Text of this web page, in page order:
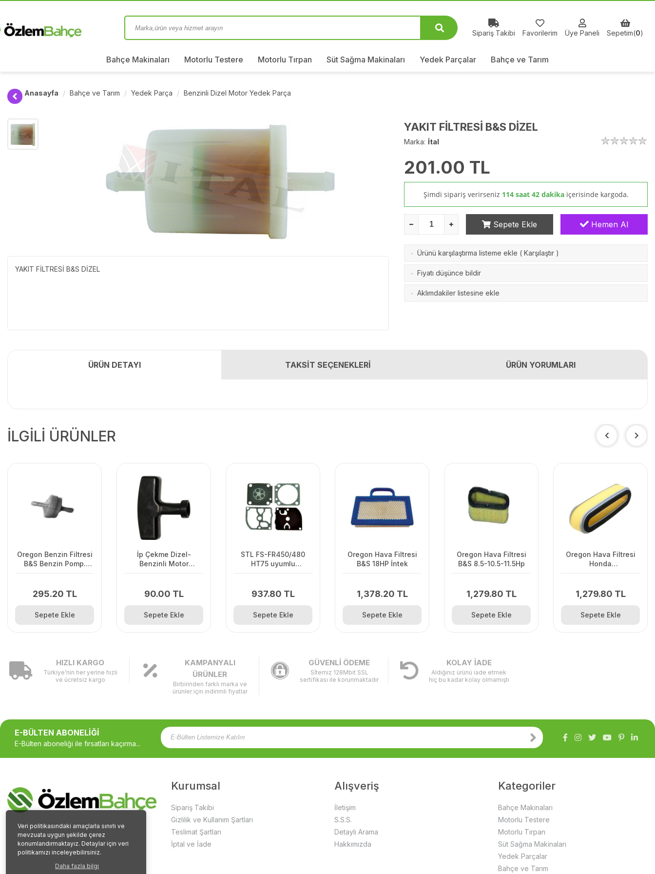
Veri politikasındaki amaçlarla sınırlı ve
mevzuata uygun şekilde çerez
konumlandırmaktayız. Detaylar için veri
politikamızı inceleyebilirsiniz.
Daha fazla bilgi
Sipariş Takibi Favorilerim Üye Paneli Sepetim(0)
Bahçe Makinaları Motorlu Testere Motorlu Tırpan Süt Sağma Makinaları Yedek Parçalar Bahçe ve Tarım
Anasayfa Bahçe ve Tarım Yedek Parça Benzinli Dizel Motor Yedek Parça
YAKIT FİLTRESİ B&S DİZEL
YAKIT FİLTRESİ B&S DİZEL
Marka: İtal
201.00 TL
Şimdi sipariş verirseniz 114 saat 42 dakika içerisinde kargoda.
Sepete Ekle Hemen Al
· Ürünü karşılaştırma listeme ekle ( Karşılaştır )
· Fiyatı düşünce bildir
· Aklımdakiler listesine ekle
ÜRÜN DETAYI TAKSİT SEÇENEKLERİ ÜRÜN YORUMLARI
İLGİLİ ÜRÜNLER
Oregon Benzin Filtresi
B&S Benzin Pomp.
295.20 TL
Sepete Ekle
İp Çekme Dizel-
Benzinli Motor
90.00 TL
Sepete Ekle
STL FS-FR450/480
HT75 uyumlu
937.80 TL
Sepete Ekle
Oregon Hava Filtresi
B&S 18HP İntek
1,378.20 TL
Sepete Ekle
Oregon Hava Filtresi
B&S 8.5-10.5-11.5Hp
1,279.80 TL
Sepete Ekle
Oregon Hava Filtresi
Honda
1,279.80 TL
Sepete Ekle
HIZLI KARGO
Türkiye’nin her yerine hızlı
ve ücretsiz kargo
KAMPANYALI
ÜRÜNLER
Birbirinden farklı marka ve
ürünler için indirimli fiyatlar
GÜVENLİ ÖDEME
Sİtemiz 128Mbit SSL
sertifikası ile korunmaktadır
KOLAY İADE
Aldığınız ürünü iade etmek
hiç bu kadar kolay olmamıştı
E-BÜLTEN ABONELİĞİ
E-Bülten aboneliği ile fırsatları kaçırma...
Kurumsal
Sipariş Takibi
Gizlilik ve Kullanım Şartları
Teslimat Şartları
İptal ve İade
Alışveriş
İletişim
S.S.S.
Detaylı Arama
Hakkımızda
Kategoriler
Bahçe Makinaları
Motorlu Testere
Motorlu Tırpan
Süt Sağma Makinaları
Yedek Parçalar
Bahçe ve Tarım